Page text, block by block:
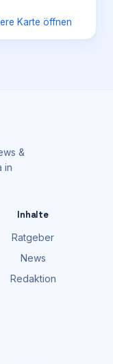
Karte öffnen
&
in
Inhalte
Ratgeber
News
Redaktion